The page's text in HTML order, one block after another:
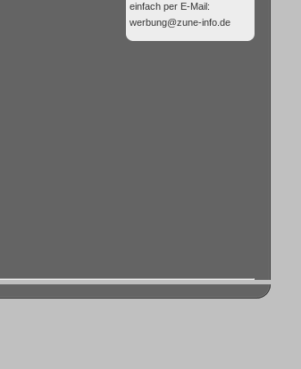
einfach per E-Mail:
werbung@zune-info.de